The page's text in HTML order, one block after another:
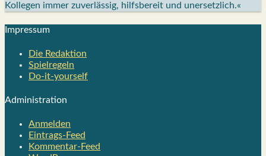
Kollegen immer zuverlässig, hilfsbereit und unersetzlich.«
Impres­sum
Die Redak­ti­on
Spiel­re­geln
Do-it-your­s­elf
Admi­nis­tra­ti­on
Anmelden
Eintrags-Feed
Kommentar-Feed